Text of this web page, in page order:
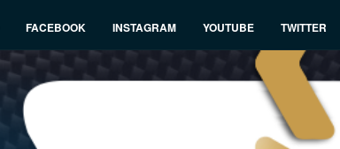
FACEBOOK INSTAGRAM YOUTUBE TWITTER